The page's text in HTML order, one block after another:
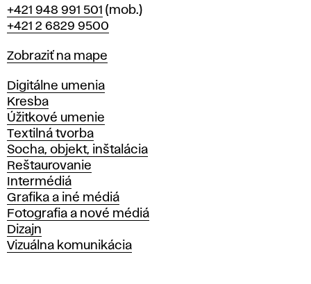
Telefón
+421 948 991 501 (mob.)
+421 2 6829 9500
Mapa
Zobraziť na mape
Katedry
Digitálne umenia
Kresba
Úžitkové umenie
Textilná tvorba
Socha, objekt, inštalácia
Reštaurovanie
Intermédiá
Grafika a iné médiá
Fotografia a nové médiá
Dizajn
Vizuálna komunikácia